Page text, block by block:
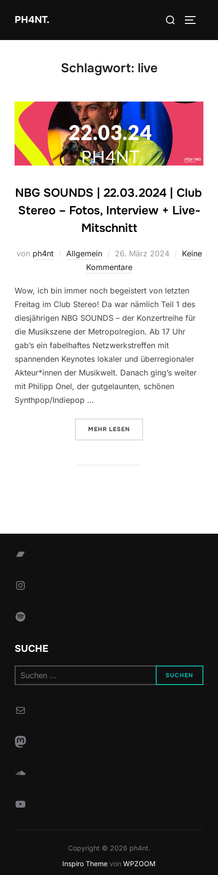
InhaltPH4NT.
Suchen
Schlagwort: live
NBG SOUNDS | 22.03.2024 | Club
Stereo – Fotos, Interview + Live-
Mitschnitt
von ph4nt Allgemein
Veröffentlicht
am
26. März 2024
Keine
Kommentare
Wow, ich bin immer noch begeistert von letzten
Freitag im Club Stereo! Da war nämlich Teil 1 des
diesjährigen NBG SOUNDS – der Konzertreihe für
die Musikszene der Metropolregion. Ab 17 Uhr
gab’s ein fabelhaftes Netzwerkstreffen mit
spannenden Keynotes lokaler und überregionaler
Akteur*innen der Musikwelt. Danach ging’s weiter
mit Philipp Onel, der gutgelaunten, schönen
Synthpop/Indiepop …
MEHR ÜBER „NBG SOUNDS |
LESEN
Bandcamp
Instagram
Spotify
SUCHE
nach:
SUCHEN
E-Mail
Mastodon
SoundCloud
YouTube
Copyright © 2026 ph4nt.
Inspiro Theme von WPZOOM